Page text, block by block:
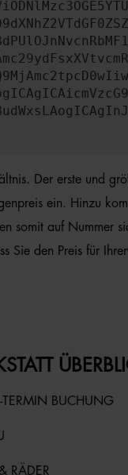
Der erste und
ein. Hinzu
somit auf Nummer
Sie den Preis für
BUCHUNG
RÄDER